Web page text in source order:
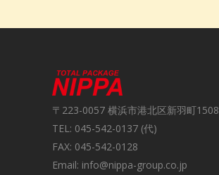
〒223-0057 横浜市港北区新羽町1508
TEL: 045-542-0137 (代)
FAX: 045-542-0128
Email: info@nippa-group.co.jp